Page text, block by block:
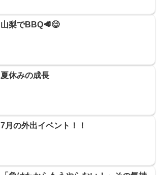
山梨でBBQ🥩😋
夏休みの成長
7月の外出イベント！！